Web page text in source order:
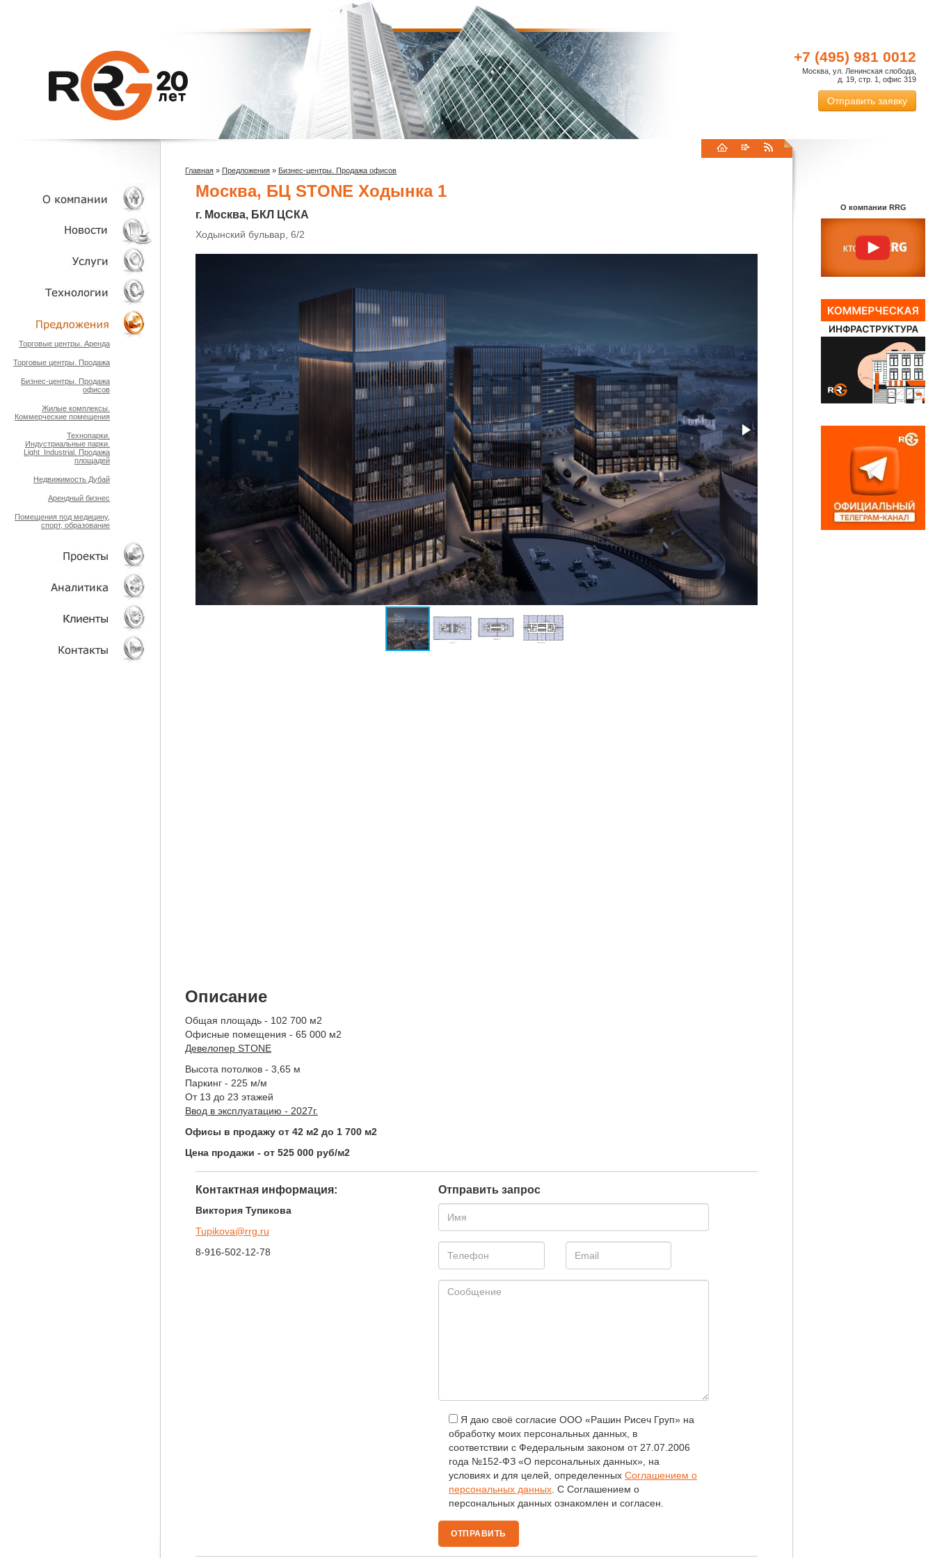
+7 (495) 981 0012
Москва, ул. Ленинская слобода,
д. 19, стр. 1, офис 319
Отправить заявку
О КОМПАНИИ
НОВОСТИ
УСЛУГИ
ТЕХНОЛОГИИ
ОБЪЕКТЫ
Торговые центры. Аренда
Торговые центры. Продажа
Бизнес-центры. Продажа
офисов
Жилые комплексы.
Коммерческие помещения
Технопарки.
Индустриальные парки.
Light_Industrial. Продажа
площадей
Недвижимость Дубай
Арендный бизнес
Помещения под медицину,
спорт, образование
ПРОЕКТЫ
АНАЛИТИКА
КЛИЕНТЫ
Главная » Предложения » Бизнес-центры. Продажа офисов
Москва, БЦ STONE Ходынка 1
г. Москва, БКЛ ЦСКА
Ходынский бульвар, 6/2
Описание
Общая площадь - 102 700 м2
Офисные помещения - 65 000 м2
Девелопер STONE
Высота потолков - 3,65 м
Паркинг - 225 м/м
От 13 до 23 этажей
Ввод в эксплуатацию - 2027г.
Офисы в продажу от 42 м2 до 1 700 м2
Цена продажи - от 525 000 руб/м2
Контактная информация:
Виктория Тупикова
Tupikova@rrg.ru
8-916-502-12-78
Отправить запрос
Я даю своё согласие ООО «Рашин Рисеч Груп» на
обработку моих персональных данных, в
соответствии с Федеральным законом от 27.07.2006
года №152-ФЗ «О персональных данных», на
условиях и для целей, определенныхСоглашением о
персональных данных . С Соглашением о
персональных данных ознакомлен и согласен.
О компании RRG